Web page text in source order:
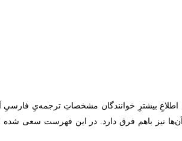
بیشترِ خوانندگان مشخصاتِ ترجمه‌یِ فارسیِ
آن‌ها نیز باهم فرق دارد. در این فهرست سعی